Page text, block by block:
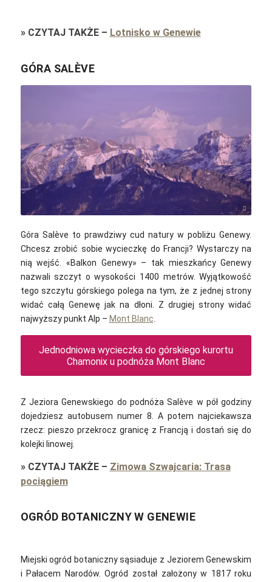
» CZYTAJ TAKŻE– Lotnisko w Genewie
GÓRA SALÈVE
Mathieu Daix / Unsplash
Góra Salève to prawdziwy cud natury w pobliżu Genewy.
Chcesz zrobić sobie wycieczkę do Francji? Wystarczy na
nią wejść. «Balkon Genewy»‎ – tak mieszkańcy Genewy
nazwali szczyt o wysokości 1400 metrów. Wyjątkowość
tego szczytu górskiego polega na tym, że z jednej strony
widać całą Genewę jak na dłoni. Z drugiej strony widać
najwyższy punkt Alp – Mont Blanc.
Jednodniowa wycieczka do górskiego kurortu
Chamonix u podnóża Mont Blanc
Z Jeziora Genewskiego do podnóża Salève w pół godziny
dojedziesz autobusem numer 8. A potem najciekawsza
rzecz: pieszo przekrocz granicę z Francją i dostań się do
kolejki linowej.
» CZYTAJ TAKŻE– Zimowa Szwajcaria: Trasa
pociągiem
OGRÓD BOTANICZNY W GENEWIE
Miejski ogród botaniczny sąsiaduje z Jeziorem Genewskim
i Pałacem Narodów. Ogród został założony w 1817 roku